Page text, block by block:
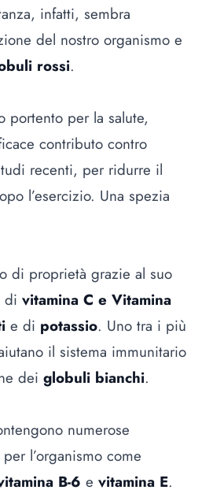
infatti, sembra
del nostro organismo e
rossi.
portento per la salute,
contributo contro
recenti, per ridurre il
l’esercizio. Una spezia
di proprietà grazie al suo
di vitamina C e Vitamina
e di potassio. Uno tra i più
il sistema immunitario
dei globuli bianchi.
numerose
per l’organismo come
B-6 e vitamina E.